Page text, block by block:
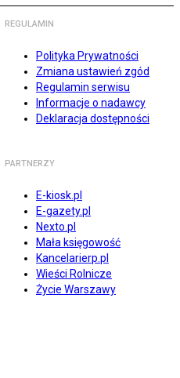
REGULAMIN
Polityka Prywatności
Zmiana ustawień zgód
Regulamin serwisu
Informacje o nadawcy
Deklaracja dostępności
PARTNERZY
E-kiosk.pl
E-gazety.pl
Nexto.pl
Mała księgowość
Kancelarierp.pl
Wieści Rolnicze
Życie Warszawy